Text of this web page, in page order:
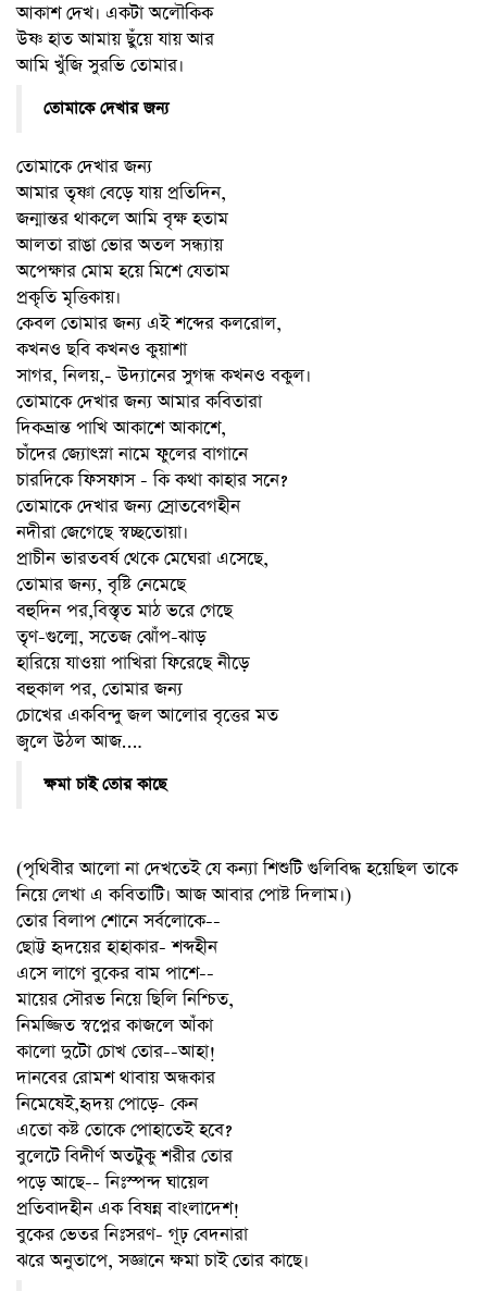
আকাশ দেখ। একটা অলৌকিক
উষ্ণ হাত আমায় ছুঁয়ে যায় আর
আমি খুঁজি সুরভি তোমার।
তোমাকে দেখার জন্য
তোমাকে দেখার জন্য
আমার তৃষ্ণা বেড়ে যায় প্রতিদিন,
জন্মান্তর থাকলে আমি বৃক্ষ হতাম
আলতারাঙা ভোর অতল সন্ধ্যায়
অপেক্ষার মোম হয়ে মিশে যেতাম
প্রকৃতি মৃত্তিকায়।
কেবল তোমার জন্য এই শব্দের কলরোল,
কখনও ছবি কখনও কুয়াশা
সাগর, নিলয়,- উদ্যানের সুগন্ধ কখনও বকুল।
তোমাকে দেখার জন্য আমার কবিতারা
দিকভ্রান্ত পাখি আকাশে আকাশে,
চাঁদের জ্যোৎস্না নামে ফুলের বাগানে
চারদিকে ফিসফাস - কি কথা কাহার সনে?
তোমাকে দেখার জন্য স্রোতবেগহীন
নদীরা জেগেছে স্বচ্ছতোয়া।
প্রাচীন ভারতবর্ষ থেকে মেঘেরা এসেছে,
তোমার জন্য, বৃষ্টি নেমেছে
বহুদিন পর,বিস্তৃত মাঠ ভরে গেছে
তৃণ-গুল্মে, সতেজ ঝোঁপ-ঝাড়
হারিয়ে যাওয়া পাখিরা ফিরেছে নীড়ে
বহুকাল পর, তোমার জন্য
চোখের একবিন্দু জল আলোর বৃত্তের মত
জ্বলে উঠল আজ….
ক্ষমা চাই তোর কাছে
(পৃথিবীর আলো না দেখতেই যে কন্যা শিশুটি গুলিবিদ্ধ হয়েছিল তাকে
নিয়ে লেখা এ কবিতাটি। আজ আবার পোষ্ট দিলাম।)
তোর বিলাপ শোনে সর্বলোকে--
ছোট্ট হৃদয়ের হাহাকার- শব্দহীন
এসে লাগে বুকের বাম পাশে--
মায়ের সৌরভ নিয়ে ছিলি নিশ্চিত,
নিমজ্জিত স্বপ্নের কাজলে আঁকা
কালো দুটো চোখ তোর--আহা!
দানবের রোমশ থাবায় অন্ধকার
নিমেষেই,হৃদয় পোড়ে- কেন
এতো কষ্ট তোকে পোহাতেই হবে?
বুলেটে বিদীর্ণ অতটুকু শরীর তোর
পড়ে আছে-- নিঃস্পন্দ ঘায়েল
প্রতিবাদহীন এক বিষন্ন বাংলাদেশ!
বুকের ভেতর নিঃসরণ- গূঢ় বেদনারা
ঝরে অনুতাপে, সজ্ঞানে ক্ষমা চাই তোর কাছে।